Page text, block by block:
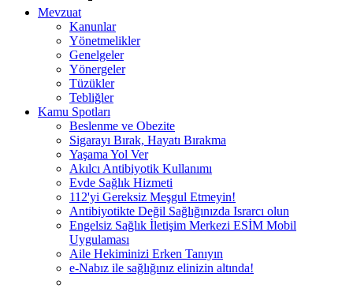
Mevzuat
Kanunlar
Yönetmelikler
Genelgeler
Yönergeler
Tüzükler
Tebliğler
Kamu Spotları
Beslenme ve Obezite
Sigarayı Bırak, Hayatı Bırakma
Yaşama Yol Ver
Akılcı Antibiyotik Kullanımı
Evde Sağlık Hizmeti
112'yi Gereksiz Meşgul Etmeyin!
Antibiyotikte Değil Sağlığınızda Israrcı olun
Engelsiz Sağlık İletişim Merkezi ESİM Mobil
Uygulaması
Aile Hekiminizi Erken Tanıyın
e-Nabız ile sağlığınız elinizin altında!